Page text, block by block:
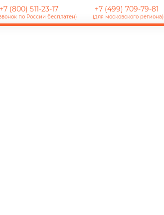
+7 (800) 511-23-17
по России бесплатен)
+7 (499) 709-79-81
(для московского региона)